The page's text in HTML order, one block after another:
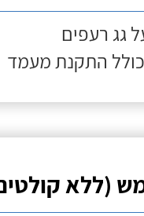
גג רעפים
כולל התקנת מעמד
קולטים), 80